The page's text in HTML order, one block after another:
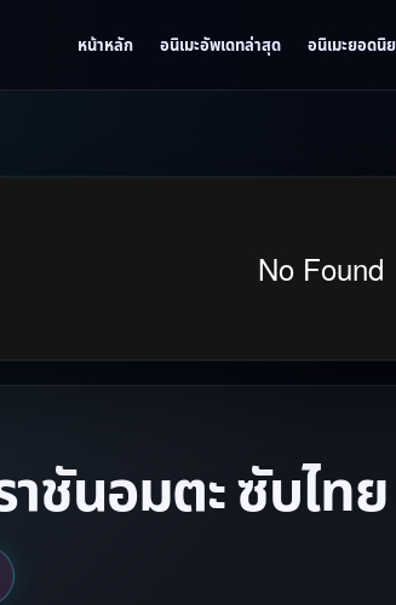
หน้าหลัก อนิเมะอัพเดทล่าสุด อนิเมะยอดนิ
ชันอมตะ ซับไท